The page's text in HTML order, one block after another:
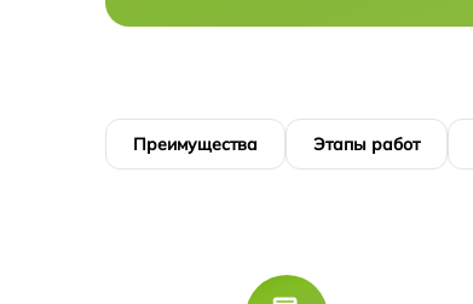
Преимущества Этапы работ